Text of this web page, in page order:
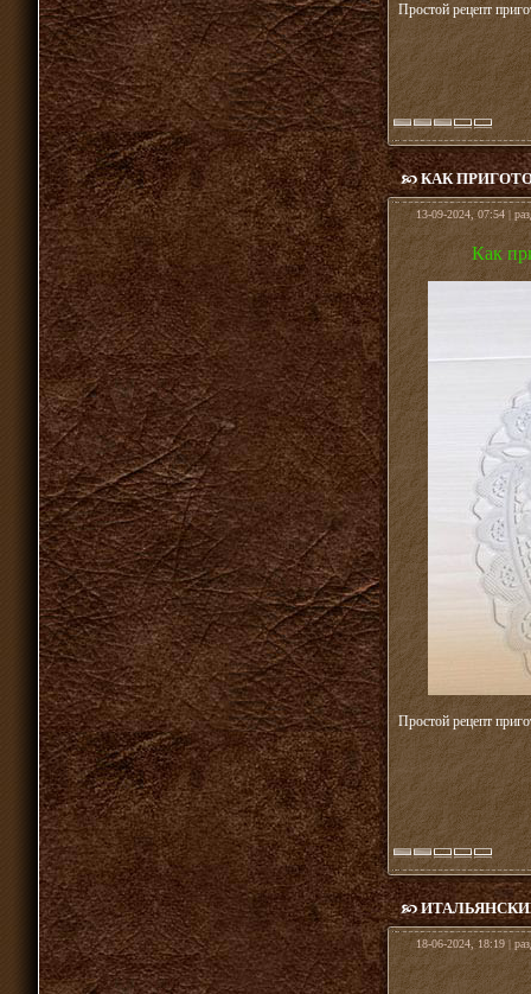
Простой рецепт
КАК
13-09-2024, 07:54 |
Как
Простой рецепт
18-06-2024, 18:19 |